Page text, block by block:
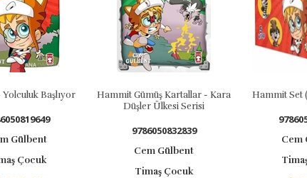
Hammit Gümüş Kartallar - Kara
Düşler Ülkesi Serisi
9786050832839
Cem Gülbent
Timaş Çocuk
Hammit Set (5 Kitap
9786050820317
Cem Gülbent
Timaş Çocuk